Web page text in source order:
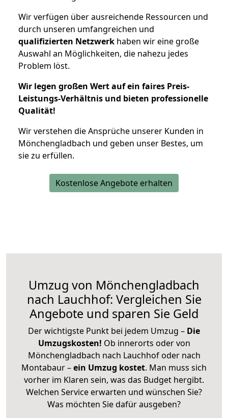
Wir verfügen über ausreichende Ressourcen und
durch unseren umfangreichen und
qualifizierten Netzwerk haben wir eine große
Auswahl an Möglichkeiten, die nahezu jedes
Problem löst.
Wir legen großen Wert auf ein faires Preis-
Leistungs-Verhältnis und bieten professionelle
Qualität!
Wir verstehen die Ansprüche unserer Kunden in
Mönchengladbach und geben unser Bestes, um
sie zu erfüllen.
Kostenlose Angebote erhalten
Umzug von Mönchengladbach
nach Lauchhof: Vergleichen Sie
Angebote und sparen Sie Geld
Der wichtigste Punkt bei jedem Umzug – Die
Umzugskosten! Ob innerorts oder von
Mönchengladbach nach Lauchhof oder nach
Montabaur –ein Umzug kostet. Man muss sich
vorher im Klaren sein, was das Budget hergibt.
Welchen Service erwarten und wünschen Sie?
Was möchten Sie dafür ausgeben?